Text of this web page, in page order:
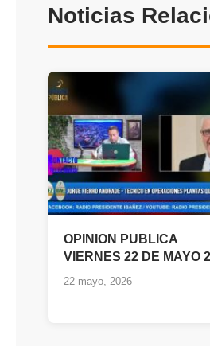
Noticias
OPINION PUBLICA
VIERNES 22 DE MAYO
22 mayo, 2026